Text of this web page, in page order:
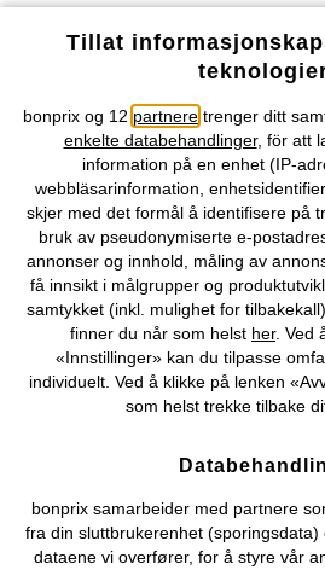
Topkategorier / Sesongvarer
Du kan også
Kjøpsvilkår Personopplysninger
Om Oss Angre
©2026
Tillat
bonprix og 12 partnere trenger ditt
enkelte databehandlinger, för att
information på en enhet (IP-
webbläsarinformation,
skjer med det formål å identifisere på
bruk av pseudonymiserte e-
annonser og innhold, måling av
få innsikt i målgrupper og
samtykket (inkl. mulighet for
finner du når som helst her. Ved
«Innstillinger» kan du tilpasse
individuelt. Ved å klikke på lenken
som helst trekke tilbake
bonprix samarbeider med partnere
fra din sluttbrukerenhet
dataene vi overfører, for å styre vår